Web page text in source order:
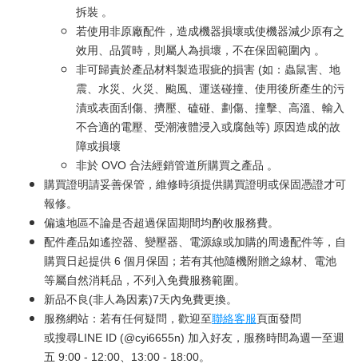
拆裝 。
若使用非原廠配件，造成機器損壞或使機器減少原有之
效用、品質時，則屬人為損壞，不在保固範圍內 。
非可歸責於產品材料製造瑕疵的損害 (如：蟲鼠害、地
震、水災、火災、颱風、運送碰撞、使用後所產生的污
漬或表面刮傷、擠壓、磕碰、劃傷、撞擊、高溫、輸入
不合適的電壓、受潮液體浸入或腐蝕等) 原因造成的故
障或損壞
非於 OVO 合法經銷管道所購買之產品 。
購買證明請妥善保管，維修時須提供購買證明或保固憑證才可
報修。
偏遠地區不論是否超過保固期間均酌收服務費。
配件產品如遙控器、變壓器、電源線或加購的周邊配件等，自
購買日起提供 6 個月保固；若有其他隨機附贈之線材、電池
等屬自然消耗品，不列入免費服務範圍。
新品不良(非人為因素)7天內免費更換。
服務網站：若有任何疑問，歡迎至聯絡客服頁面發問
或搜尋LINE ID (@cyi6655n) 加入好友，服務時間為週一至週
五 9:00 - 12:00、13:00 - 18:00。